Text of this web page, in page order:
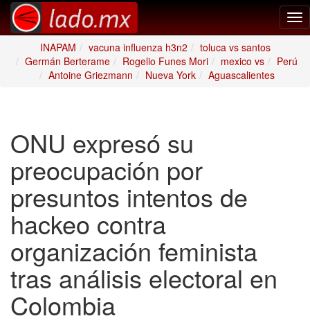
INAPAM
vacuna influenza h3n2
toluca vs santos
Germán Berterame
Rogelio Funes Mori mexico vs
Perú
Antoine Griezmann
Nueva York Aguascalientes
ONU expresó su
preocupación por
presuntos intentos de
hackeo contra
organización feminista
tras análisis electoral en
Colombia